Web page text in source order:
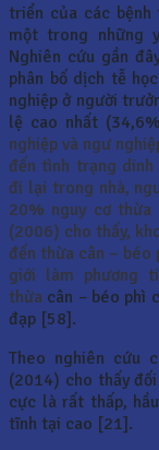
triển của các
một trong những
Nghiên cứu gần
phân bố dịch tễ
nghiệp ở người
lệ cao nhất
nghiệp và ngư
đến tình trạng dinh
đi lại trong nhà,
20% nguy cơ thừa
(2006) cho thấy,
đến thừa cân – béo
giới làm phương
thừa cân – béo phì
đạp [58].
Theo nghiên cứu
(2014) cho thấy
cực là rất thấp,
tĩnh tại cao [21].